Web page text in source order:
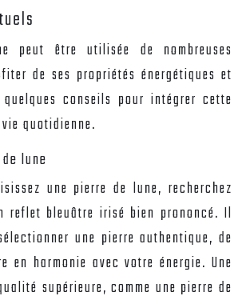
peut être utilisée de nombreuses
de ses propriétés énergétiques et
conseils pour intégrer cette
quotidienne.
lune
une pierre de lune, recherchez
reflet bleuâtre irisé bien prononcé. Il
une pierre authentique, de
en harmonie avec votre énergie. Une
supérieure, comme une pierre de